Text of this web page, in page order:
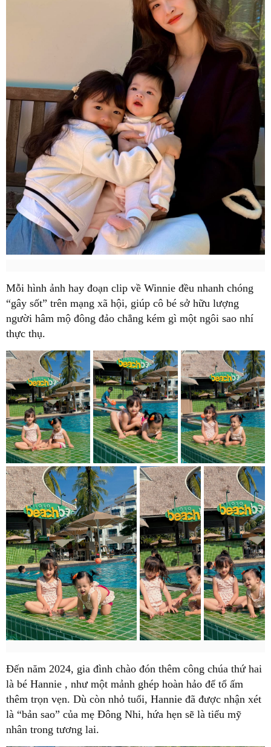
Mỗi hình ảnh hay đoạn clip về Winnie đều nhanh chóng
“gây sốt” trên mạng xã hội, giúp cô bé sở hữu lượng
người hâm mộ đông đảo chẳng kém gì một ngôi sao nhí
thực thụ.
Đến năm 2024, gia đình chào đón thêm công chúa thứ hai
là bé Hannie , như một mảnh ghép hoàn hảo để tổ ấm
thêm trọn vẹn. Dù còn nhỏ tuổi, Hannie đã được nhận xét
là “bản sao” của mẹ Đông Nhi, hứa hẹn sẽ là tiểu mỹ
nhân trong tương lai.